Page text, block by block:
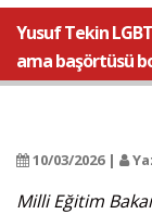
Yusuf Tekin
ama başörtüsü
10/03/2026 |
Milli Eğitim